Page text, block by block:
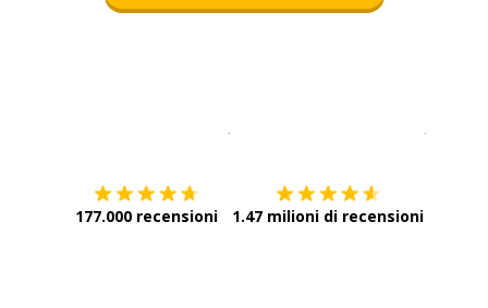
177.000 recensioni 1.47 milioni di recensioni